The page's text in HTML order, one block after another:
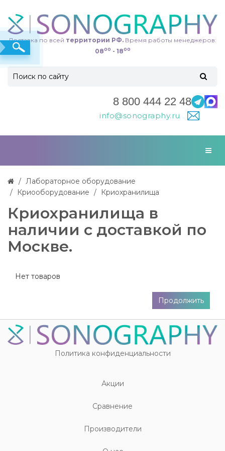
Доставка по всей территории РФ. Время работы менеджеров:
0800 - 1800
8 800 444 22 48
info@sonography.ru
Лабораторное оборудование
Криооборудование
Криохранилища
Криохранилища в
наличии с доставкой по
Москве.
Нет товаров
Продолжить
Политика конфиденциальности
Акции
Cравнение
Производители